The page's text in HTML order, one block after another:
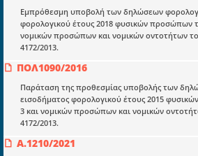
Εμπρόθεσμη υποβολή των δηλώσεων
φορολογικού έτους 2018 φυσικών προσώπων
νομικών προσώπων και νομικών οντοτήτων
4172/2013.
ΠΟΛ1090/2016
Παράταση της προθεσμίας υποβολής των
εισοδήματος φορολογικού έτους 2015
3 και νομικών προσώπων και νομικών
4172/2013.
Α.1210/2021
E-book
Οδηγοί εκκαθάρισης
Νόμοι και προεδρικά διατάγματα
Υπουργικές αποφάσεις
Νομολογία και Γνωμοδοτήσεις ΝΣΚ
Πληροφορίες